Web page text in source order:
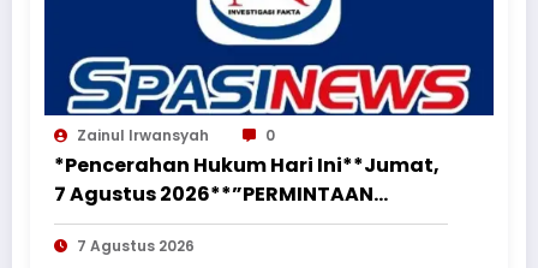
Zainul Irwansyah 0
*Pencerahan Hukum Hari Ini**Jumat,
7 Agustus 2026**”PERMINTAAN
PERUBAHAN PEKERJAAN SECARA LISAN
TIDAK MENGHAPUS KEWAJIBAN
7 Agustus 2026